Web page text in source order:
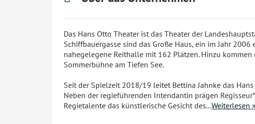
Das Hans Otto Theater ist das Theater der
Schiffbauergasse sind das Große Haus, ein im Jahr
nahegelegene Reithalle mit 162 Plätzen. Hinzu
Sommerbühne am Tiefen See.
Seit der Spielzeit 2018/19 leitet Bettina Jahnke das
Neben der regieführenden Intendantin prägen
Regietalente das künstlerische Gesicht des...Weiterlesen »